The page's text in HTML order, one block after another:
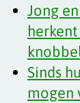
Jong
Sinds
mogen